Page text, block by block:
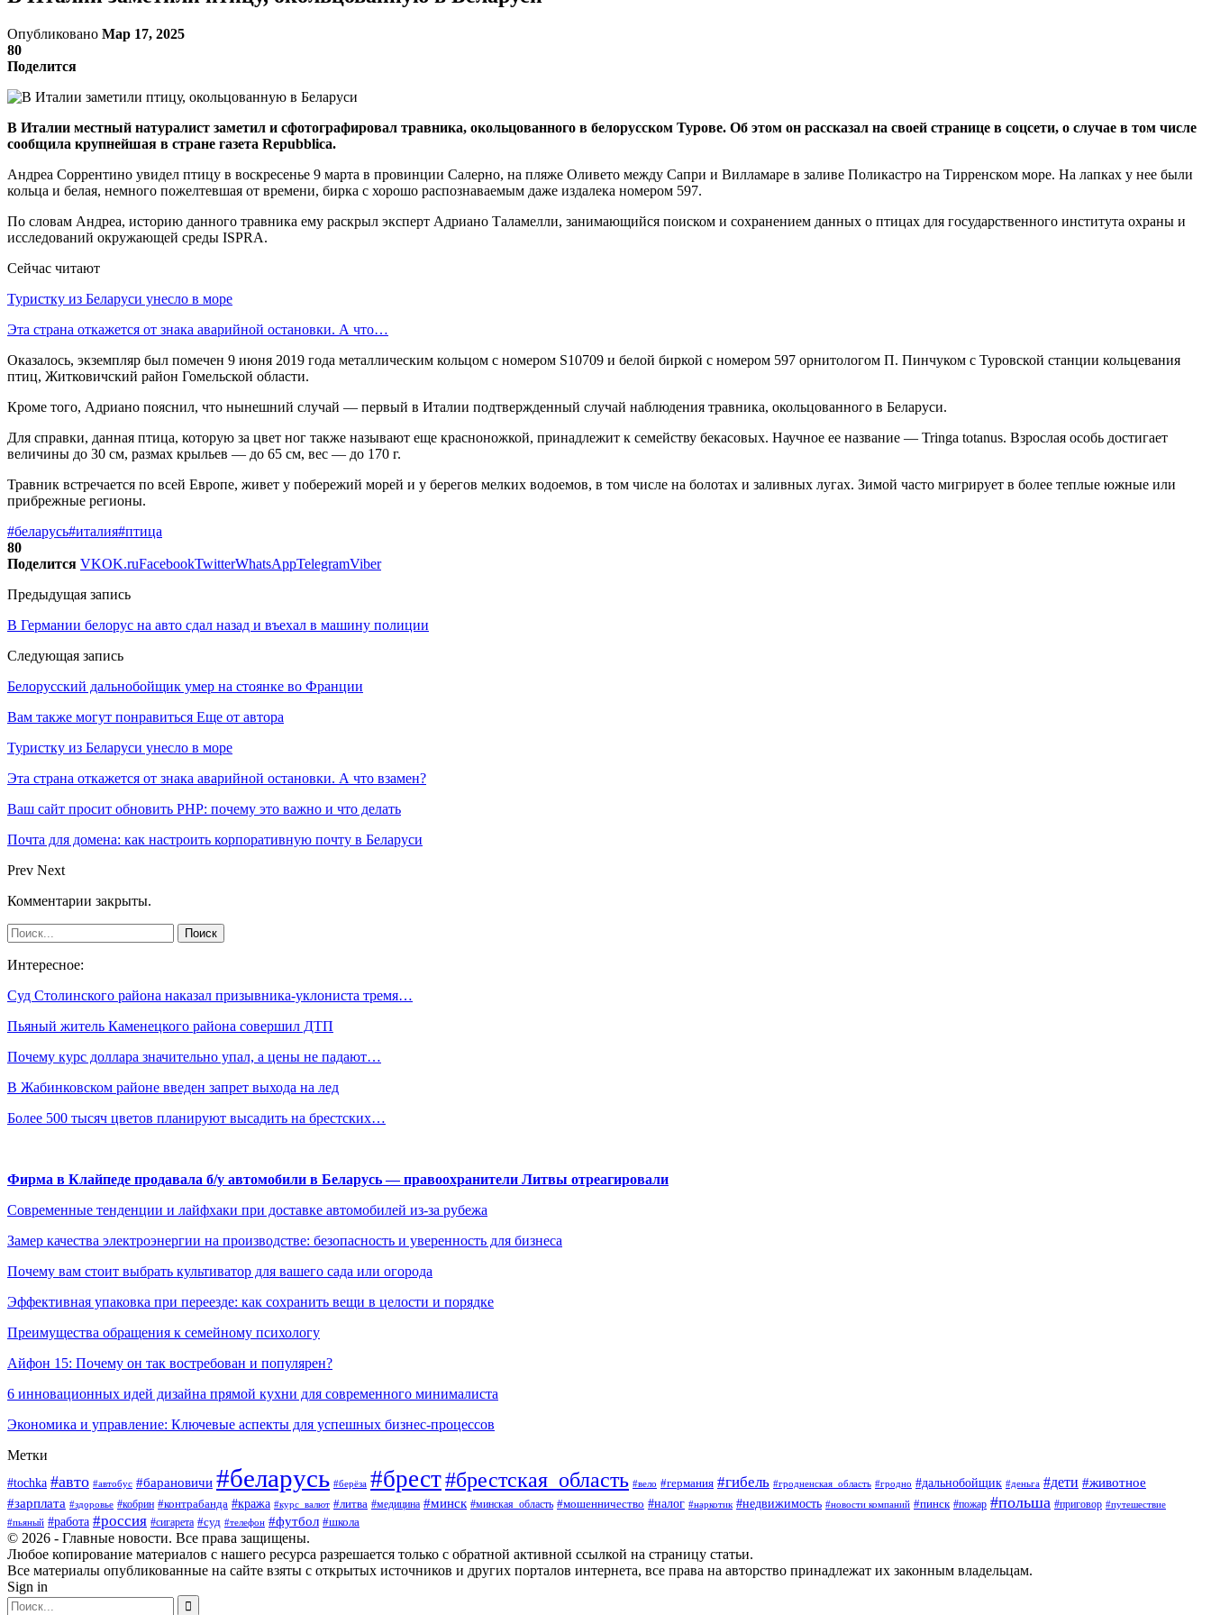
Опубликовано Мар 17, 2025
80
Поделится
В Италии местный натуралист заметил и сфотографировал травника, окольцованного в белорусском Турове. Об этом он рассказал на своей странице в соцсети, о случае в том числе
сообщила крупнейшая в стране газета Repubblica.
Андреа Соррентино увидел птицу в воскресенье 9 марта в провинции Салерно, на пляже Оливето между Сапри и Вилламаре в заливе Поликастро на Тирренском море. На лапках у нее были
кольца и белая, немного пожелтевшая от времени, бирка с хорошо распознаваемым даже издалека номером 597.
По словам Андреа, историю данного травника ему раскрыл эксперт Адриано Таламелли, занимающийся поиском и сохранением данных о птицах для государственного института охраны и
исследований окружающей среды ISPRA.
Сейчас читают
Туристку из Беларуси унесло в море
Эта страна откажется от знака аварийной остановки. А что…
Оказалось, экземпляр был помечен 9 июня 2019 года металлическим кольцом с номером S10709 и белой биркой с номером 597 орнитологом П. Пинчуком с Туровской станции кольцевания
птиц, Житковичский район Гомельской области.
Кроме того, Адриано пояснил, что нынешний случай — первый в Италии подтвержденный случай наблюдения травника, окольцованного в Беларуси.
Для справки, данная птица, которую за цвет ног также называют еще красноножкой, принадлежит к семейству бекасовых. Научное ее название — Tringa totanus. Взрослая особь достигает
величины до 30 см, размах крыльев — до 65 см, вес — до 170 г.
Травник встречается по всей Европе, живет у побережий морей и у берегов мелких водоемов, в том числе на болотах и заливных лугах. Зимой часто мигрирует в более теплые южные или
прибрежные регионы.
#беларусь#италия#птица
80
Поделится VKOK.ruFacebookTwitterWhatsAppTelegramViber
Предыдущая запись
В Германии белорус на авто сдал назад и въехал в машину полиции
Следующая запись
Белорусский дальнобойщик умер на стоянке во Франции
Вам также могут понравиться Еще от автора
Туристку из Беларуси унесло в море
Эта страна откажется от знака аварийной остановки. А что взамен?
Ваш сайт просит обновить PHP: почему это важно и что делать
Почта для домена: как настроить корпоративную почту в Беларуси
Prev Next
Комментарии закрыты.
Интересное:
Суд Столинского района наказал призывника-уклониста тремя…
Пьяный житель Каменецкого района совершил ДТП
Почему курс доллара значительно упал, а цены не падают…
В Жабинковском районе введен запрет выхода на лед
Более 500 тысяч цветов планируют высадить на брестских…
Фирма в Клайпеде продавала б/у автомобили в Беларусь — правоохранители Литвы отреагировали
Современные тенденции и лайфхаки при доставке автомобилей из-за рубежа
Замер качества электроэнергии на производстве: безопасность и уверенность для бизнеса
Почему вам стоит выбрать культиватор для вашего сада или огорода
Эффективная упаковка при переезде: как сохранить вещи в целости и порядке
Преимущества обращения к семейному психологу
Айфон 15: Почему он так востребован и популярен?
6 инновационных идей дизайна прямой кухни для современного минималиста
Экономика и управление: Ключевые аспекты для успешных бизнес-процессов
Метки
#tochka #авто #автобус #барановичи #беларусь #берёза #брест#брестская_область #вело #германия #гибель #гродненская_область #гродно #дальнобойщик #деньга #дети #животное
#зарплата #здоровье #кобрин #контрабанда #кража #курс_валют #литва #медицина #минск #минская_область #мошенничество #налог #наркотик #недвижимость #новости компаний #пинск #пожар #польша #приговор #путешествие
#пьяный #работа #россия #сигарета #суд #телефон #футбол #школа
© 2026 - Главные новости. Все права защищены.
Любое копирование материалов с нашего ресурса разрешается только с обратной активной ссылкой на страницу статьи.
Все материалы опубликованные на сайте взяты с открытых источников и других порталов интернета, все права на авторство принадлежат их законным владельцам.
Sign in